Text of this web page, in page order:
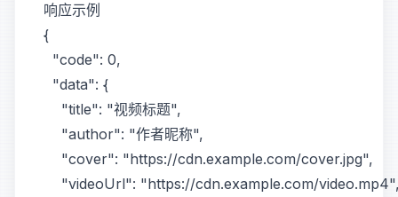
响应示例
{
  "code": 0,
  "data": {
    "title": "视频标题",
    "author": "作者昵称",
    "cover": "https://cdn.example.com/cover.jpg",
"videoUrl": "https://cdn.example.com/